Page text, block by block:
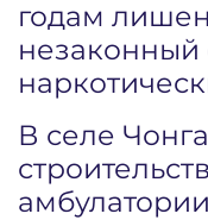
годам
незаконный
В селе
амбулатории